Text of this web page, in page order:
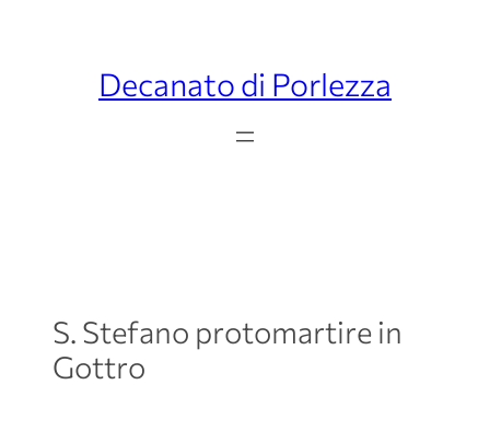
Decanato di Porlezza
S. Stefano protomartire in
Gottro